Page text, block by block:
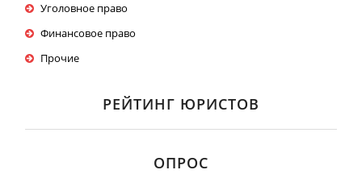
Уголовное право
Финансовое право
Прочие
РЕЙТИНГ ЮРИСТОВ
ОПРОС